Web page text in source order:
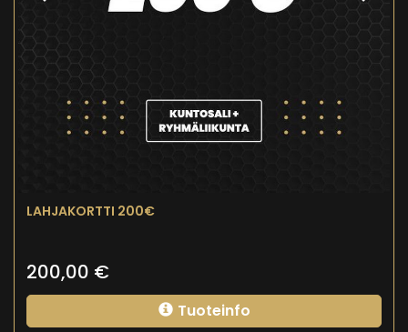
LAHJAKORTTI 200€
200,00 €
Tuoteinfo